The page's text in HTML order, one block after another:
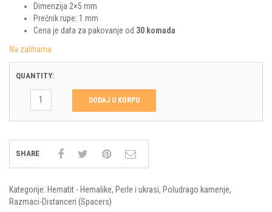
Dimenzija 2×5 mm
Prečnik rupe: 1 mm
Cena je data za pakovanje od 30 komada
Na zalihama
QUANTITY:
DODAJ U KORPU
SHARE
Kategorije: Hematit - Hemalike, Perle i ukrasi, Poludrago kamenje,
Razmaci-Distanceri (Spacers)